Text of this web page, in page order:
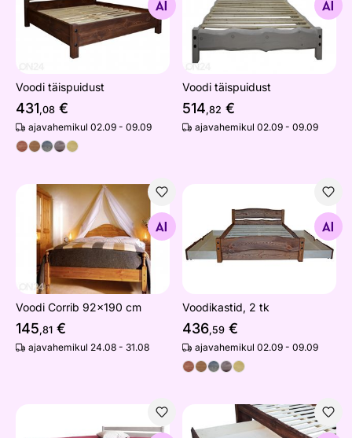
Otsi sarnaseid
Voodi täispuidust
431,08 €
ajavahemikul 02.09 - 09.09
Otsi sarnaseid
Voodi täispuidust
514,82 €
ajavahemikul 02.09 - 09.09
Voodi Corrib 92x190 cm
Otsi sarnaseid
Voodi Corrib 92x190 cm
145,81 €
ajavahemikul 24.08 - 31.08
Voodikastid, 2 tk
Otsi sarnaseid
Voodikastid, 2 tk
436,59 €
ajavahemikul 02.09 - 09.09
Kasepuust voodi Voodikast, 1 tk